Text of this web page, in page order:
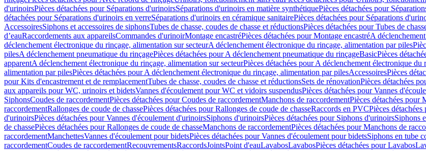
d'urinoirsPièces détachées pour Séparations d'urinoirsSéparations d'urinoirs en matière synthétiquePièces détachées pour
détachées pour Séparations d'urinoirs en verreSéparations d'urinoirs en céramique sanitairePièces détachées pour Séparations
AccessoiresSiphons et accessoires de siphonsTubes de chasse, coudes de chasse et réductionsPièces détachées pour Tubes de
d’eauRaccordements aux appareilsCommandes d'urinoirMontage encastréPièces détachées pour Montage encastréA
déclenchement électronique du rinçage, alimentation sur secteurA déclenchement électronique du rinçage, alimentation par piles
pilesA déclenchement pneumatique du rinçagePièces détachées pour A déclenchement pneumatique du rinçageBasicPièces
apparentA déclenchement électronique du rinçage, alimentation sur secteurPièces détachées pour A déclenchement électronique
alimentation par pilesPièces détachées pour A déclenchement électronique du rinçage, alimentation par pilesAccessoiresPièces
pour Kits d'encastrement et de remplacementTubes de chasse, coudes de chasse et réductionsSets de rénovationPièces détachées
aux appareils pour WC, urinoirs et bidetsVannes d'écoulement pour WC et vidoirs suspendusPièces détachées pour Vannes
SiphonsCoudes de raccordementPièces détachées pour Coudes de raccordementManchons de raccordementPièces détachées pour
raccordementRallonges de coude de chassePièces détachées pour Rallonges de coude de chasseRaccords en PVCPièces
d'urinoirsPièces détachées pour Vannes d'écoulement d'urinoirsSiphons d'urinoirsPièces détachées pour Siphons d'urinoirsSiphons
de chassePièces détachées pour Rallonges de coude de chasseManchons de raccordementPièces détachées pour Manchons de
raccordementManchettesVannes d'écoulement pour bidetsPièces détachées pour Vannes d'écoulement pour bidetsSiphons en tube
raccordementCoudes de raccordementRecouvrementsRaccordsJointsPoint d'eauLavabosLavabosPièces détachées pour Lavabos